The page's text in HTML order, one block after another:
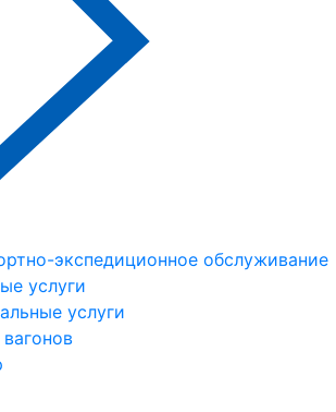
экспедиционное обслуживание
услуги
услуги